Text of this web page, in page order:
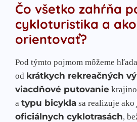
Čo všetko zahŕňa
cykloturistika a
orientovať?
Pod týmto pojmom môžeme
od krátkych rekreačných
viacdňové putovanie
a typu bicykla sa realizuje ako
oficiálnych cyklotrasách,